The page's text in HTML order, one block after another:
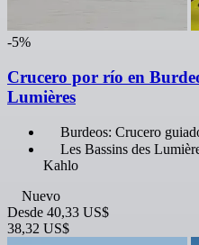
-5%
Crucero por río en
Lumières
Burdeos: Crucero
Les Bassins des
Kahlo
Nuevo
Desde 40,33 US$
38,32 US$